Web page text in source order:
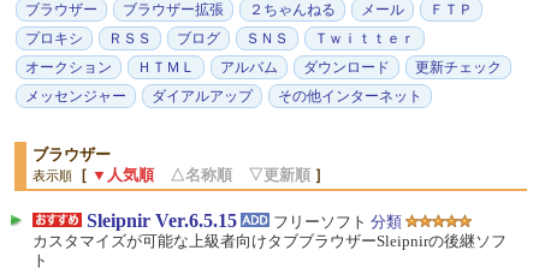
ブラウザー ブラウザー拡張 ２ちゃんねる メール
ＦＴＰ
プロキシ
ＲＳＳ ブログ ＳＮＳ
Ｔｗｉｔｔｅｒ
オークション
ＨＴＭＬ アルバム ダウンロード
更新チェック
メッセンジャー
ダイアルアップ その他インターネット
ブラウザー
表示順 ［ ▼人気順 △名称順 ▽更新順 ］
Sleipnir Ver.6.5.15 フリーソフト 分類
カスタマイズが可能な上級者向けタブブラウザーSleipnirの後継ソフ
ト